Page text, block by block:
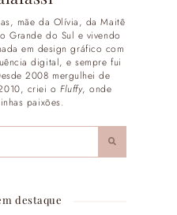
mãe da Olívia, da Maitê
Grande do Sul e vivendo
em design gráfico com
digital, e sempre fui
2008 mergulhei de
criei o Fluffy, onde
paixões.
destaque